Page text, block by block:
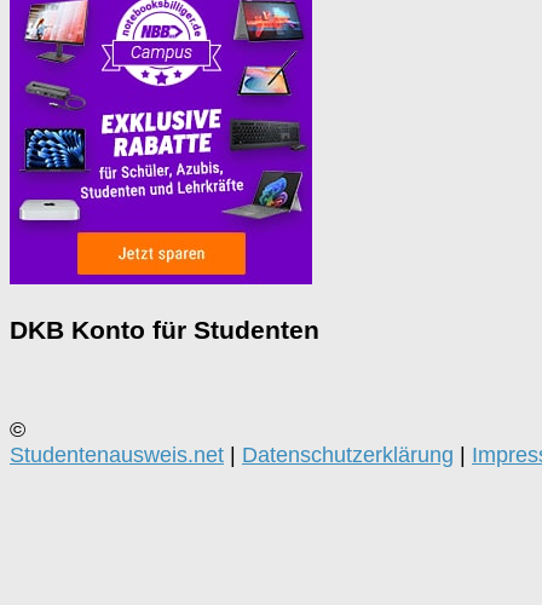
DKB Konto für Studenten
©
Studentenausweis.net
Datenschutzerklärung